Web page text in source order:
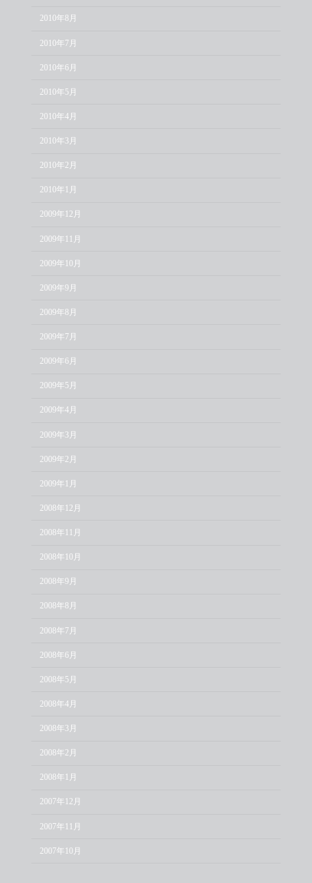
2010年8月
2010年7月
2010年6月
2010年5月
2010年4月
2010年3月
2010年2月
2010年1月
2009年12月
2009年11月
2009年10月
2009年9月
2009年8月
2009年7月
2009年6月
2009年5月
2009年4月
2009年3月
2009年2月
2009年1月
2008年12月
2008年11月
2008年10月
2008年9月
2008年8月
2008年7月
2008年6月
2008年5月
2008年4月
2008年3月
2008年2月
2008年1月
2007年12月
2007年11月
2007年10月